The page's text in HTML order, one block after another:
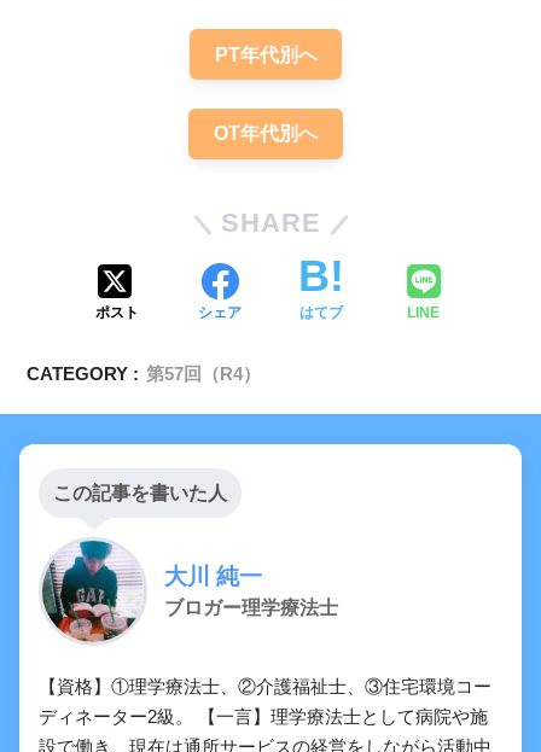
PT年代別へ
OT年代別へ
SHARE
ポスト シェア はてブ LINE
CATEGORY : 第57回（R4）
この記事を書いた人
大川 純一
ブロガー理学療法士
【資格】①理学療法士、②介護福祉士、③住宅環境コー
ディネーター2級。 【一言】理学療法士として病院や施
設で働き、現在は通所サービスの経営をしながら活動中